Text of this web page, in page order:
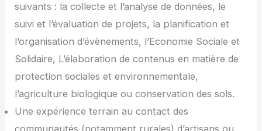
suivants : la collecte et l’analyse de données, le
suivi et l’évaluation de projets, la planification et
l’organisation d’évènements, l’Economie Sociale et
Solidaire, L’élaboration de contenus en matière de
protection sociales et environnementale,
l’agriculture biologique ou conservation des sols.
Une expérience terrain au contact des